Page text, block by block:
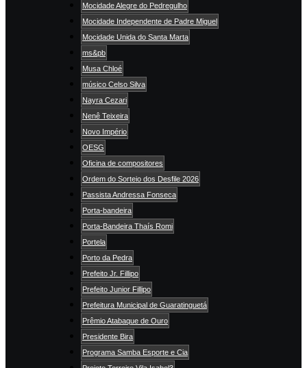
Mocidade Alegre do Pedregulho
Mocidade Independente de Padre Miguel
Mocidade Unida do Santa Marta
ms&pb
Musa Chloé
músico Celso Silva
Nayra Cezari
Nenê Teixeira
Novo Império
OESG
Oficina de compositores
Ordem do Sorteio dos Desfile 2026
Passista Andressa Fonseca
Porta-bandeira
Porta-Bandeira Thaís Romi
Portela
Porto da Pedra
Prefeito Jr. Fillipo
Prefeito Junior Fillipo
Prefeitura Municipal de Guaratinguetá
Prêmio Atabaque de Ouro
Presidente Bira
Programa Samba Esporte e Cia